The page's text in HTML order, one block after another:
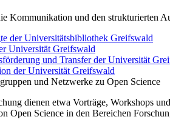
Kommunikation und den strukturierten
der Universitätsbibliothek Greifswald
Universität Greifswald
und Transfer der Universität
der Universität Greifswald
und Netzwerke zu Open Science
dienen etwa Vorträge, Workshops
Open Science in den Bereichen